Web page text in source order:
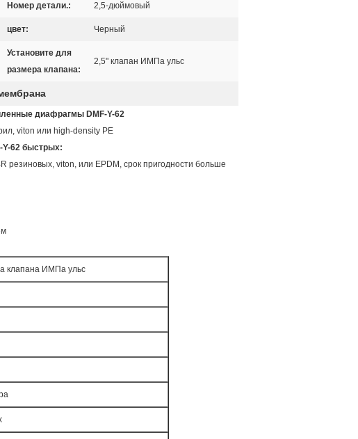
Номер детали.: 2,5-дюймовый
цвет: Черный
Установите для
размера клапана:
2,5" клапан ИМПа ульс
диафрагмы DMF-Y-62
viton или high-density PE
62 быстрых:
резиновых, viton, или EPDM, срок пригодности больше
клапана ИМПа ульс